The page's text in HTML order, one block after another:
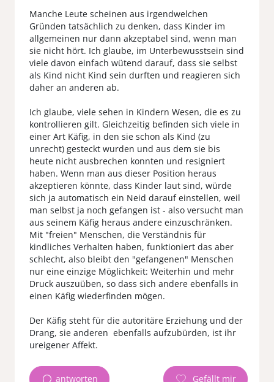
Manche Leute scheinen aus irgendwelchen
Gründen tatsächlich zu denken, dass Kinder im
allgemeinen nur dann akzeptabel sind, wenn man
sie nicht hört. Ich glaube, im Unterbewusstsein sind
viele davon einfach wütend darauf, dass sie selbst
als Kind nicht Kind sein durften und reagieren sich
daher an anderen ab.
Ich glaube, viele sehen in Kindern Wesen, die es zu
kontrollieren gilt. Gleichzeitig befinden sich viele in
einer Art Käfig, in den sie schon als Kind (zu
unrecht) gesteckt wurden und aus dem sie bis
heute nicht ausbrechen konnten und resigniert
haben. Wenn man aus dieser Position heraus
akzeptieren könnte, dass Kinder laut sind, würde
sich ja automatisch ein Neid darauf einstellen, weil
man selbst ja noch gefangen ist - also versucht man
aus seinem Käfig heraus andere einzuschränken.
Mit "freien" Menschen, die Verständnis für
kindliches Verhalten haben, funktioniert das aber
schlecht, also bleibt den "gefangenen" Menschen
nur eine einzige Möglichkeit: Weiterhin und mehr
Druck auszuüben, so dass sich andere ebenfalls in
einen Käfig wiederfinden mögen.
Der Käfig steht für die autoritäre Erziehung und der
Drang, sie anderen ebenfalls aufzubürden, ist ihr
ureigener Affekt.
antworten